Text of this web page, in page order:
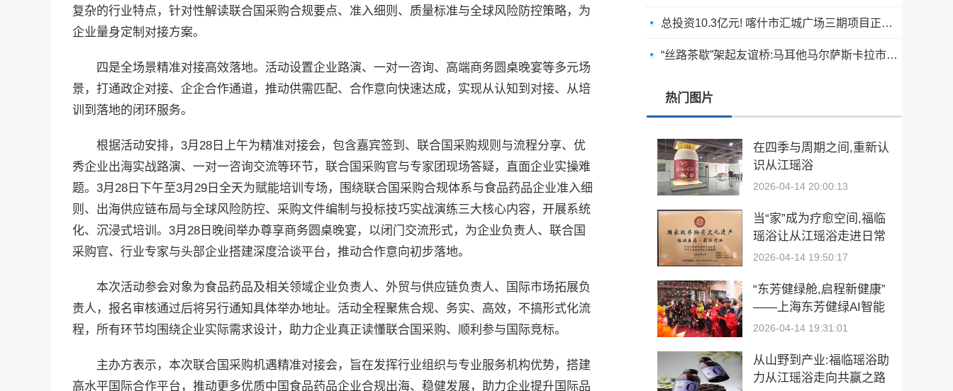
复杂的行业特点，针对性解读联合国采购合规要点、准入细则、质量标准与全球风险防控策略，为
企业量身定制对接方案。
四是全场景精准对接高效落地。活动设置企业路演、一对一咨询、高端商务圆桌晚宴等多元场
景，打通政企对接、企企合作通道，推动供需匹配、合作意向快速达成，实现从认知到对接、从培
训到落地的闭环服务。
根据活动安排，3月28日上午为精准对接会，包含嘉宾签到、联合国采购规则与流程分享、优
秀企业出海实战路演、一对一咨询交流等环节，联合国采购官与专家团现场答疑，直面企业实操难
题。3月28日下午至3月29日全天为赋能培训专场，围绕联合国采购合规体系与食品药品企业准入细
则、出海供应链布局与全球风险防控、采购文件编制与投标技巧实战演练三大核心内容，开展系统
化、沉浸式培训。3月28日晚间举办尊享商务圆桌晚宴，以闭门交流形式，为企业负责人、联合国
采购官、行业专家与头部企业搭建深度洽谈平台，推动合作意向初步落地。
本次活动参会对象为食品药品及相关领域企业负责人、外贸与供应链负责人、国际市场拓展负
责人，报名审核通过后将另行通知具体举办地址。活动全程聚焦合规、务实、高效，不搞形式化流
程，所有环节均围绕企业实际需求设计，助力企业真正读懂联合国采购、顺利参与国际竞标。
主办方表示，本次联合国采购机遇精准对接会，旨在发挥行业组织与专业服务机构优势，搭建
高水平国际合作平台，推动更多优质中国食品药品企业合规出海、稳健发展，助力企业提升国际品
总投资10.3亿元! 喀什市汇城广场三期项目正式开工
“丝路茶歇”架起友谊桥:马耳他马尔萨斯卡拉市友城代表团访问景德镇
张雪峰事件和慢病逆转抗衰运动健康
從“建國方略”到“十五五”的偉大跨越 獻給孫中山誕辰160周年暨鄭麗文訪陸
热门图片
在四季与周期之间,重新认
识从江瑶浴
2026-04-14 20:00:13
当“家”成为疗愈空间,福临
瑶浴让从江瑶浴走进日常
生活
2026-04-14 19:50:17
“东芳健绿舱,启程新健康”
——上海东芳健绿AI智能
养身舱品牌发布会圆满成
2026-04-14 19:31:01
从山野到产业:福临瑶浴助
力从江瑶浴走向共赢之路